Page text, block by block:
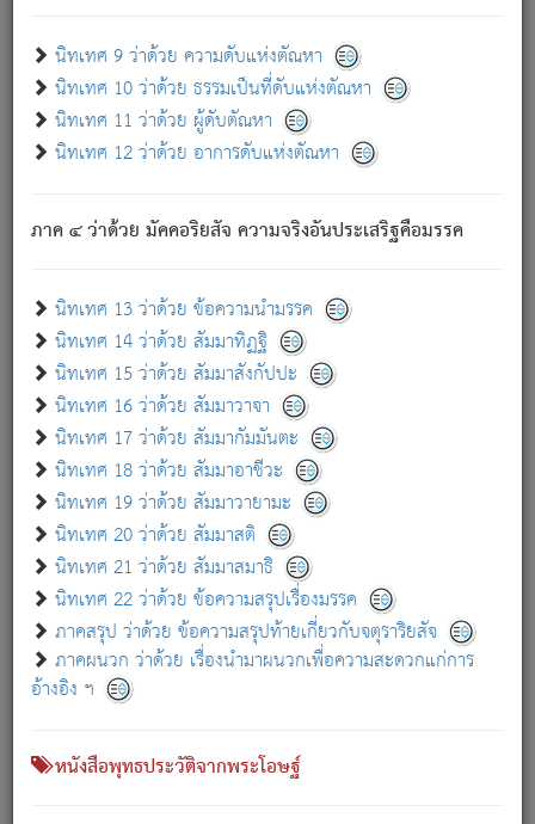
นิทเทศ 9 ว่าด้วย ความดับแห่งตัณหา
นิทเทศ 10 ว่าด้วย ธรรมเป็นที่ดับแห่งตัณหา
นิทเทศ 11 ว่าด้วย ผู้ดับตัณหา
นิทเทศ 12 ว่าด้วย อาการดับแห่งตัณหา
ภาค ๔ ว่าด้วย มัคคอริยสัจ ความจริงอันประเสริฐคือมรรค
นิทเทศ 13 ว่าด้วย ข้อความนำมรรค
นิทเทศ 14 ว่าด้วย สัมมาทิฏฐิ
นิทเทศ 15 ว่าด้วย สัมมาสังกัปปะ
นิทเทศ 16 ว่าด้วย สัมมาวาจา
นิทเทศ 17 ว่าด้วย สัมมากัมมันตะ
นิทเทศ 18 ว่าด้วย สัมมาอาชีวะ
นิทเทศ 19 ว่าด้วย สัมมาวายามะ
นิทเทศ 20 ว่าด้วย สัมมาสติ
นิทเทศ 21 ว่าด้วย สัมมาสมาธิ
นิทเทศ 22 ว่าด้วย ข้อความสรุปเรื่องมรรค
ภาคสรุป ว่าด้วย ข้อความสรุปท้ายเกี่ยวกับจตุราริยสัจ
ภาคผนวก ว่าด้วย เรื่องนำมาผนวกเพื่อความสะดวกแก่การ
อ้างอิง ฯ
หนังสือพุทธประวัติจากพระโอษฐ์
- อุ.ขุ. ๒๕/๑๒๑/๘๔.
(ข้อความนี้ เป็นพระพุทธอุทานที่ทรงเปล่งออก ที่โคนต้นโพธิ์
เป็นที่ตรัสรู้ เมื่อตรัสรู้แล้วได้ 7 วัน)
เกี่ยวกับธรรมโฆษณ์ออนไลน์ (Disclaimer)
แม้ระบบ "ธรรมโฆษณ์ออนไลน์" พยายามปรับปรุงข้อมูลให้ถูกต้องมากที่สุด
ผู้ศึกษาก็พึงตรวจสอบกับตัวเล่มหนังสือต้นฉบับ ที่มีการพิมพ์ครั้งล่าสุด
ก่อนนำข้อมูลไปใช้ในการอ้างอิง"
เกี่ยวกับอัตถจารี|เกี่ยวกับการพัฒนา|แจ้งข้อผิดพลาด / แนะนำ
หนังสือที่เกี่ยวข้อง